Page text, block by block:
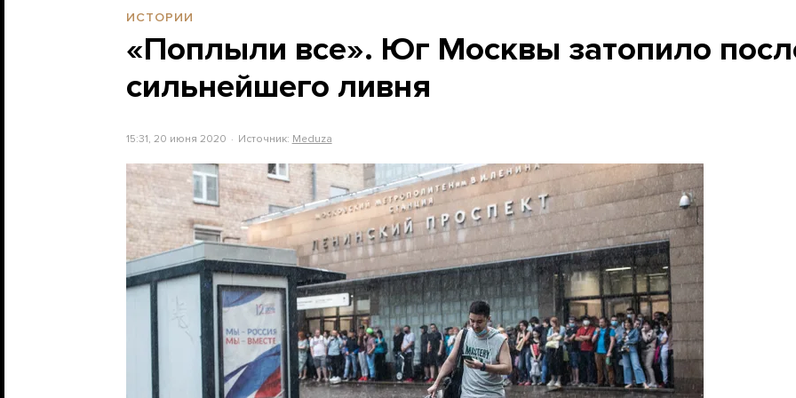
ИСТОРИИ
«Поплыли все». Юг Москвы затопило
сильнейшего ливня
15:31, 20 июня 2020 Источник: Meduza